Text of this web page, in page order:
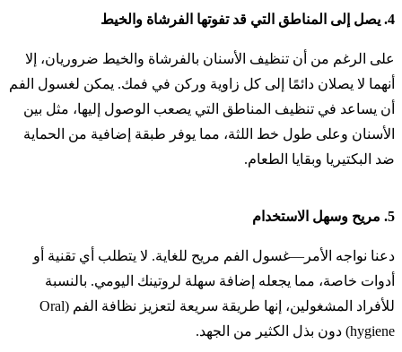
4. يصل إلى المناطق التي قد تفوتها الفرشاة والخيط
على الرغم من أن تنظيف الأسنان بالفرشاة والخيط ضروريان، إلا
أنهما لا يصلان دائمًا إلى كل زاوية وركن في فمك. يمكن لغسول الفم
أن يساعد في تنظيف المناطق التي يصعب الوصول إليها، مثل بين
الأسنان وعلى طول خط اللثة، مما يوفر طبقة إضافية من الحماية
ضد البكتيريا وبقايا الطعام.
5. مريح وسهل الاستخدام
دعنا نواجه الأمر—غسول الفم مريح للغاية. لا يتطلب أي تقنية أو
أدوات خاصة، مما يجعله إضافة سهلة لروتينك اليومي. بالنسبة
للأفراد المشغولين، إنها طريقة سريعة لتعزيز نظافة الفم (Oral
hygiene) دون بذل الكثير من الجهد.